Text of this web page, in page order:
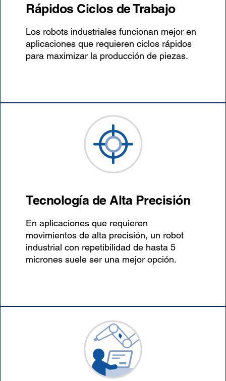
Rápidos Ciclos de Trabajo
Los robots industriales funcionan mejor en
aplicaciones que requieren ciclos rápidos
para maximizar la producción de piezas.
Tecnología de Alta Precisión
En aplicaciones que requieren
movimientos de alta precisión, un robot
industrial con repetibilidad de hasta 5
micrones suele ser una mejor opción.